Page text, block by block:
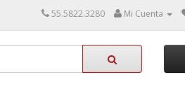
55.5822.3280 Mi Cuenta